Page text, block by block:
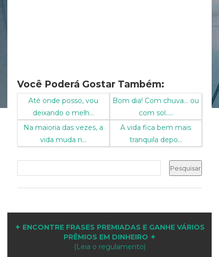
Você Poderá Gostar Também:
Até onde posso, vou
deixando o melh...
Bom dia! Com chuva... ou
com sol.....
Na maioria das vezes, a
vida muda n...
A vida fica bem mais
tranquila depo...
✦ ENCONTRE FRASES PREMIADAS E GANHE VÁRIOS
PRÊMIOS EM DINHEIRO ✦
(Leia o regulamento)